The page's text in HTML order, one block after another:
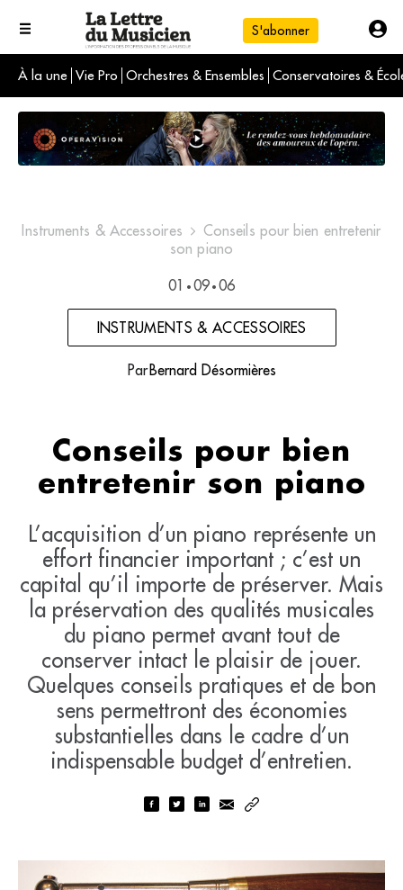
S'abonner
À la une Vie Pro Orchestres & Ensembles Conservatoires &
L'info du jour
Le numéro du mois
International
Instruments & Accessoires
Conseils pour bien entretenir
son piano
01 • 09 • 06
INSTRUMENTS & ACCESSOIRES
Par Bernard Désormières
Conseils pour bien
entretenir son piano
L’acquisition d’un piano représente un
effort financier important ; c’est un
capital qu’il importe de préserver. Mais
la préservation des qualités musicales
du piano permet avant tout de
conserver intact le plaisir de jouer.
Quelques conseils pratiques et de bon
sens permettront des économies
substantielles dans le cadre d’un
indispensable budget d’entretien.